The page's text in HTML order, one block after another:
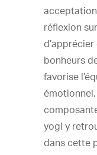
réflexion
bonheurs
favorise
yogi y
dans cette